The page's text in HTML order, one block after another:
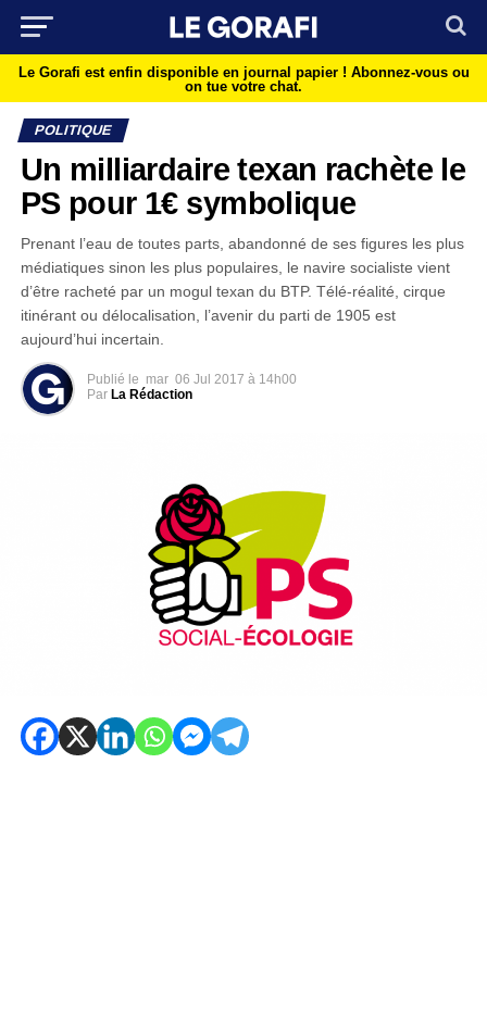
Le Gorafi est enfin disponible en journal papier ! Abonnez-vous ou
on tue votre chat.
POLITIQUE
Un milliardaire texan rachète le
PS pour 1€ symbolique
Prenant l’eau de toutes parts, abandonné de ses figures les plus
médiatiques sinon les plus populaires, le navire socialiste vient
d’être racheté par un mogul texan du BTP. Télé-réalité, cirque
itinérant ou délocalisation, l’avenir du parti de 1905 est
aujourd’hui incertain.
Publié le mar 06 Jul 2017 à 14h00
Par La Rédaction